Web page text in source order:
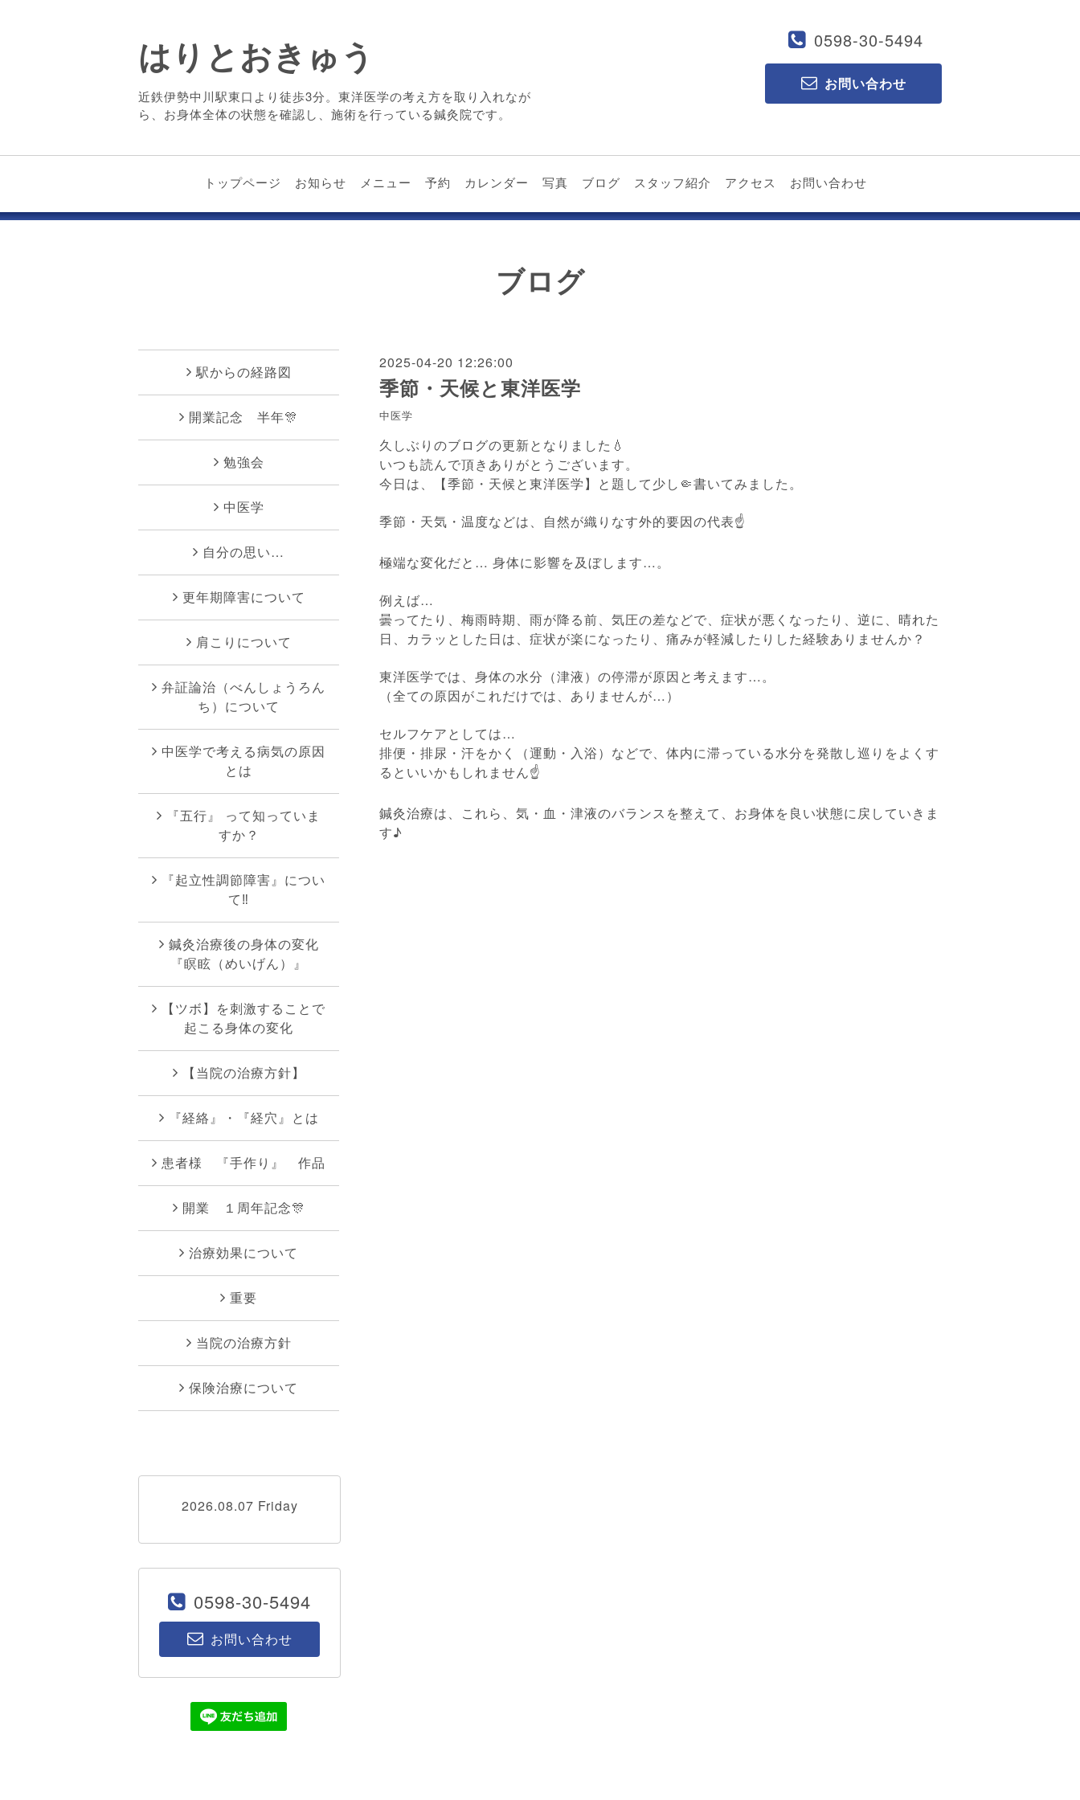
0598-30-5494
お問い合わせ
はりとおきゅう
近鉄伊勢中川駅東口より徒歩3分。東洋医学の考え方を取り入れなが
ら、お身体全体の状態を確認し、施術を行っている鍼灸院です。
トップページ お知らせ メニュー 予約 カレンダー 写真 ブログ スタッフ紹介 アクセス お問い合わせ
ブログ
2025-04-20 12:26:00
季節・天候と東洋医学
中医学
久しぶりのブログの更新となりました💧
いつも読んで頂きありがとうございます。
今日は、【季節・天候と東洋医学】と題して少し🤏書いてみました。
季節・天気・温度などは、自然が織りなす外的要因の代表☝️
極端な変化だと… 身体に影響を及ぼします…。
例えば…
曇ってたり、梅雨時期、雨が降る前、気圧の差などで、症状が悪くなったり、逆に、晴れた
日、カラッとした日は、症状が楽になったり、痛みが軽減したりした経験ありませんか？
東洋医学では、身体の水分（津液）の停滞が原因と考えます…。
（全ての原因がこれだけでは、ありませんが…）
セルフケアとしては…
排便・排尿・汗をかく（運動・入浴）などで、体内に滞っている水分を発散し巡りをよくす
るといいかもしれません☝️
鍼灸治療は、これら、気・血・津液のバランスを整えて、お身体を良い状態に戻していきま
す♪
駅からの経路図
開業記念 半年🎊
勉強会
中医学
自分の思い…
更年期障害について
肩こりについて
弁証論治（べんしょうろん
ち）について
中医学で考える病気の原因
とは
『五行』 って知っていま
すか？
『起立性調節障害』につい
て‼︎
鍼灸治療後の身体の変化
『瞑眩（めいげん）』
【ツボ】を刺激することで
起こる身体の変化
【当院の治療方針】
『経絡』・『経穴』とは
患者様 『手作り』 作品
開業 １周年記念🎊
治療効果について
重要
当院の治療方針
保険治療について
2026.08.07 Friday
0598-30-5494
お問い合わせ